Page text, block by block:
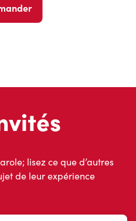
lisez ce que d’autres
de leur expérience